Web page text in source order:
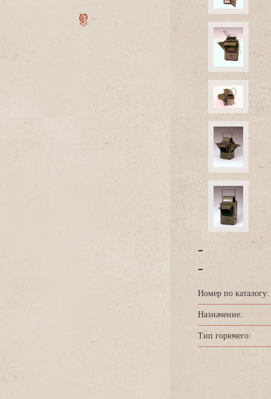
-
-
Номер по каталогу:
Назначение:
Тип горючего: